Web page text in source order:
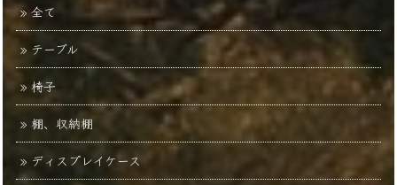
全て
テーブル
椅子
棚、収納棚
ディスプレイケース